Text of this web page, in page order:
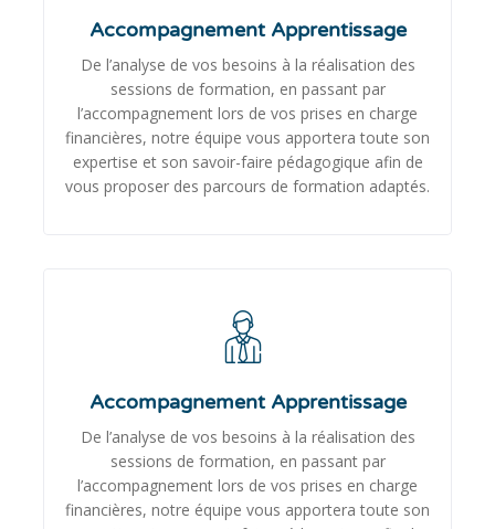
Accompagnement Apprentissage
De l’analyse de vos besoins à la réalisation des
sessions de formation, en passant par
l’accompagnement lors de vos prises en charge
financières, notre équipe vous apportera toute son
expertise et son savoir-faire pédagogique afin de
vous proposer des parcours de formation adaptés.
Accompagnement Apprentissage
De l’analyse de vos besoins à la réalisation des
sessions de formation, en passant par
l’accompagnement lors de vos prises en charge
financières, notre équipe vous apportera toute son